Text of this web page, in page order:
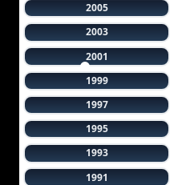
2005
2003
2001
1999
1997
1995
1993
1991